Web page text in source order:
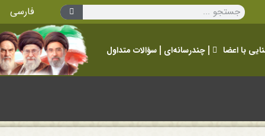
فارسی
با اعضا چندرسانه‌ای سؤالات متداول